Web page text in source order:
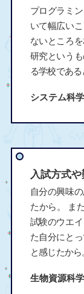
プログラミ
いて幅広い
ないところ
研究という
る学校である
システム科
入試方式
自分の興味
たから。 ま
試験のウエ
た自分にと
と感じたから
生物資源科